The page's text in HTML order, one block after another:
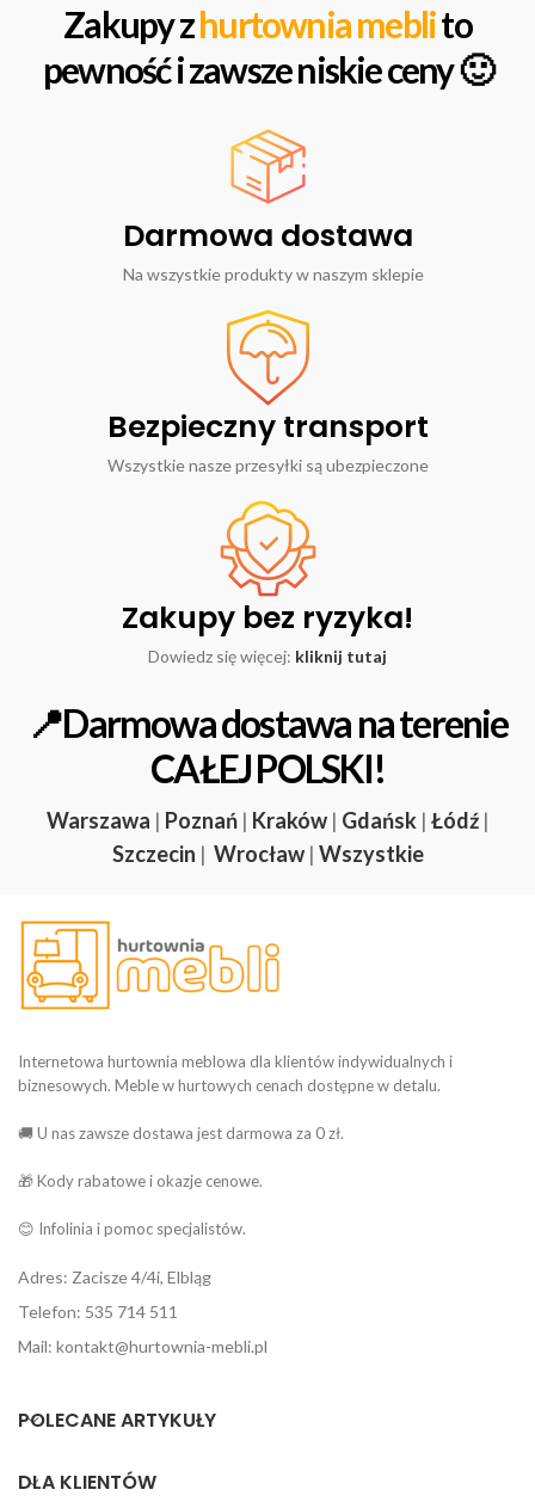
Zakupy zhurtownia meblito
pewność i zawsze niskie ceny 🙂
Darmowa dostawa
Na wszystkie produkty w naszym sklepie
Bezpieczny transport
Wszystkie nasze przesyłki są ubezpieczone
Zakupy bez ryzyka!
Dowiedz się więcej: kliknij tutaj
📍Darmowa dostawa na terenie
CAŁEJ POLSKI!
Warszawa | Poznań | Kraków | Gdańsk | Łódź |
Szczecin | Wrocław | Wszystkie
Internetowa hurtownia meblowa dla klientów indywidualnych i
biznesowych. Meble w hurtowych cenach dostępne w detalu.
🚚 U nas zawsze dostawa jest darmowa za 0 zł.
🎁 Kody rabatowe i okazje cenowe.
😊 Infolinia i pomoc specjalistów.
Adres: Zacisze 4/4i, Elbląg
Telefon: 535 714 511
Mail: kontakt@hurtownia-mebli.pl
POLECANE ARTYKUŁY
DLA KLIENTÓW